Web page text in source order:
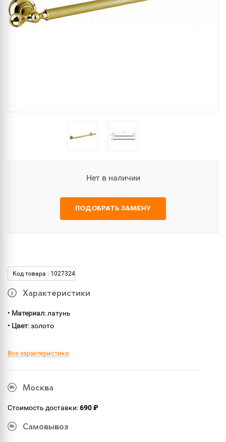
Нет в наличии
ПОДОБРАТЬ ЗАМЕНУ
Код товара : 1027324
Характеристики
• Материал: латунь
• Цвет: золото
Все характеристики
Москва
Стоимость доставки:690 ₽
Самовывоз